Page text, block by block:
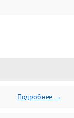
Подробнее →